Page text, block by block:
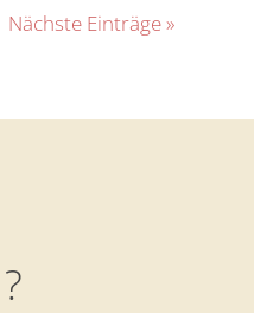
Nächste Einträge »